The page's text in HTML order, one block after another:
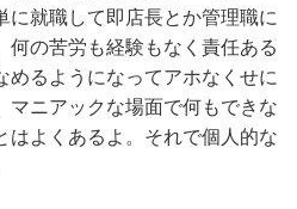
定時だからと一人で帰れば、他
担が増えますよね。それでもや
みんな同じ時間です。しかも翌
ないのです。
は無理だと思い、その場で応募
に就職して即店長とか管理職に
何の苦労も経験もなく責任ある
めるようになってアホなくせに
マニアックな場面で何もできな
はよくあるよ。それで個人的な